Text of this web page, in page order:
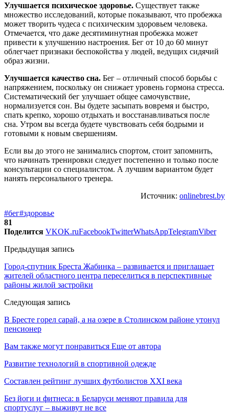
Улучшается психическое здоровье. Существует также
множество исследований, которые показывают, что пробежка
может творить чудеса с психическим здоровьем человека.
Отмечается, что даже десятиминутная пробежка может
привести к улучшению настроения. Бег от 10 до 60 минут
облегчает признаки беспокойства у людей, ведущих сидячий
образ жизни.
Улучшается качество сна. Бег – отличный способ борьбы с
напряжением, поскольку он снижает уровень гормона стресса.
Систематический бег улучшает общее самочувствие,
нормализуется сон. Вы будете засыпать вовремя и быстро,
спать крепко, хорошо отдыхать и восстанавливаться после
сна. Утром вы всегда будете чувствовать себя бодрыми и
готовыми к новым свершениям.
Если вы до этого не занимались спортом, стоит запомнить,
что начинать тренировки следует постепенно и только после
консультации со специалистом. А лучшим вариантом будет
нанять персонального тренера.
Источник: onlinebrest.by
#бег#здоровье
81
Поделится VKOK.ruFacebookTwitterWhatsAppTelegramViber
Предыдущая запись
Город-спутник Бреста Жабинка – развивается и приглашает
жителей областного центра переселиться в перспективные
районы жилой застройки
Следующая запись
В Бресте горел сарай, а на озере в Столинском районе утонул
пенсионер
Вам также могут понравиться Еще от автора
Развитие технологий в спортивной одежде
Составлен рейтинг лучших футболистов XXI века
Без йоги и фитнеса: в Беларуси меняют правила для
спортуслуг – выживут не все